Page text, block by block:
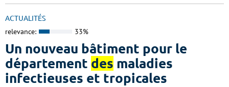
ACTUALITÉS
relevance: 33%
Un nouveau bâtiment pour le
département des maladies
infectieuses et tropicales